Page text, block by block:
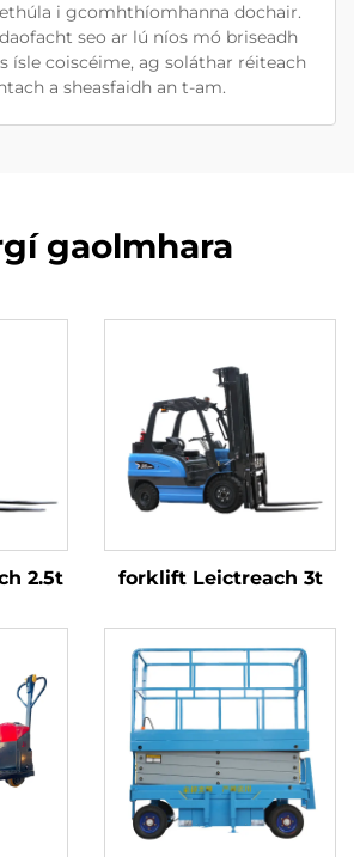
i gcomhthíomhanna dochair.
seo ar lú níos mó briseadh
ísle coiscéime, ag soláthar réiteach
a sheasfaidh an t-am.
gaolmhara
2.5t forklift Leictreach 3t